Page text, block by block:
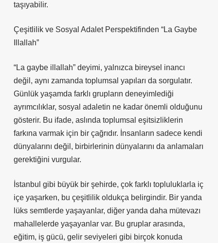
taşıyabilir.
Çeşitlilik ve Sosyal Adalet Perspektifinden “La Gaybe
Illallah”
“La gaybe illallah” deyimi, yalnızca bireysel inancı
değil, aynı zamanda toplumsal yapıları da sorgulatır.
Günlük yaşamda farklı grupların deneyimlediği
ayrımcılıklar, sosyal adaletin ne kadar önemli olduğunu
gösterir. Bu ifade, aslında toplumsal eşitsizliklerin
farkına varmak için bir çağrıdır. İnsanların sadece kendi
dünyalarını değil, birbirlerinin dünyalarını da anlamaları
gerektiğini vurgular.
İstanbul gibi büyük bir şehirde, çok farklı topluluklarla iç
içe yaşarken, bu çeşitlilik oldukça belirgindir. Bir yanda
lüks semtlerde yaşayanlar, diğer yanda daha mütevazı
mahallelerde yaşayanlar var. Bu gruplar arasında,
eğitim, iş gücü, gelir seviyeleri gibi birçok konuda